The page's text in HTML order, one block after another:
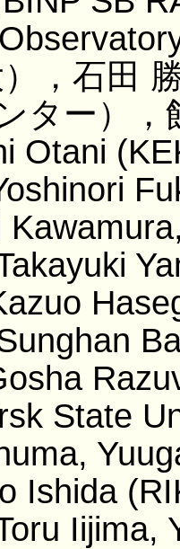
），石田
ター）
Otani
State
Ishida
Iijima,